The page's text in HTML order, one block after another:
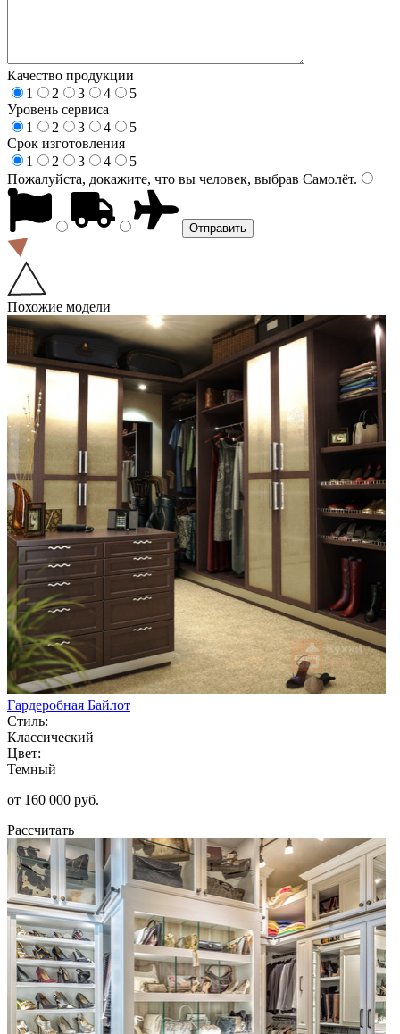
Качество продукции
1
2 3 4
5
Уровень сервиса
1
2 3 4
5
Срок изготовления
1
2 3 4
5
Пожалуйста, докажите, что вы человек, выбрав Самолёт.
Похожие модели
Гардеробная Байлот
Стиль:
Классический
Цвет:
Темный
от 160 000 руб.
Рассчитать